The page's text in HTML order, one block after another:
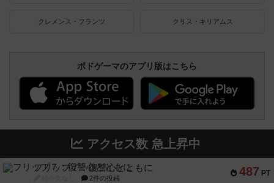
クレメンス・フランツ クリス・キリアムス
ボドゲーマのアプリ版はこちら
アクセス数 急上昇中
487 PT
フリップ７：復讐心とともに
2件の投稿